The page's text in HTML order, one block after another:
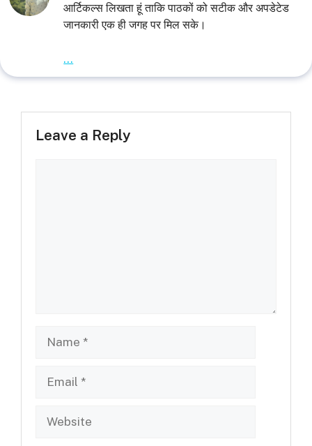
आर्टिकल्स लिखता हूं ताकि पाठकों को सटीक और अपडेटेड
जानकारी एक ही जगह पर मिल सके।
...
Leave a Reply
Website